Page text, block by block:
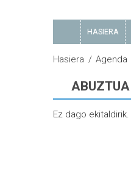
HASIERA
Hasiera Agenda
ABUZTUA
Ez dago ekitaldirik.